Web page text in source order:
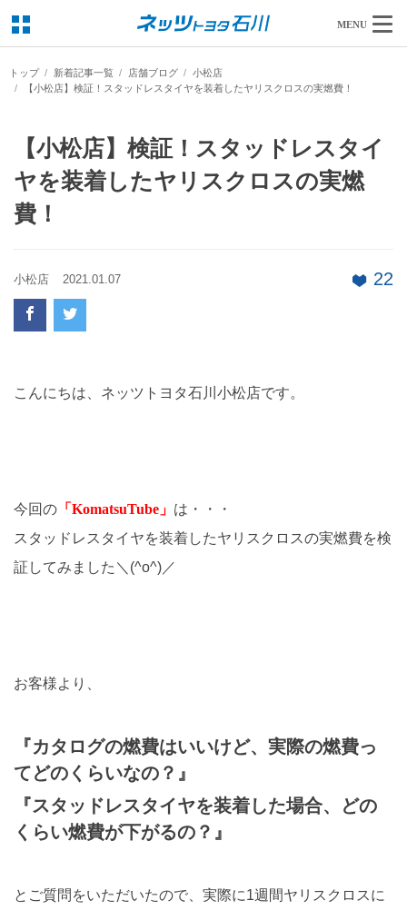
MENU
トップ 新着記事一覧 店舗ブログ
小松店
【小松店】検証！スタッドレスタイヤを装着したヤリスクロスの実燃費！
【小松店】検証！スタッドレスタイ
ヤを装着したヤリスクロスの実燃
費！
小松店 2021.01.07 22
こんにちは、ネッツトヨタ石川小松店です。
今回の 「KomatsuTube」 は・・・
スタッドレスタイヤを装着したヤリスクロスの実燃費を検
証してみました＼(^o^)／
お客様より、
『カタログの燃費はいいけど、実際の燃費っ
てどのくらいなの？』
『スタッドレスタイヤを装着した場合、どの
くらい燃費が下がるの？』
とご質問をいただいたので、実際に1週間ヤリスクロスに